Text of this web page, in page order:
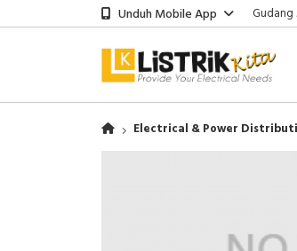
Unduh Mobile App
Gudang
Kantor
Gudang
Electrical & Power